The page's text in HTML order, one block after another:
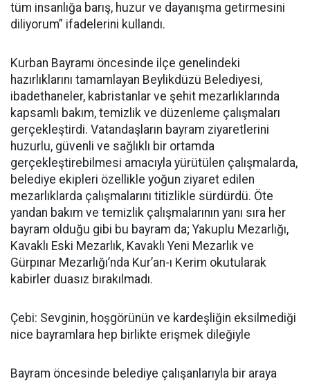
tüm insanlığa barış, huzur ve dayanışma getirmesini
diliyorum” ifadelerini kullandı.
Kurban Bayramı öncesinde ilçe genelindeki
hazırlıklarını tamamlayan Beylikdüzü Belediyesi,
ibadethaneler, kabristanlar ve şehit mezarlıklarında
kapsamlı bakım, temizlik ve düzenleme çalışmaları
gerçekleştirdi. Vatandaşların bayram ziyaretlerini
huzurlu, güvenli ve sağlıklı bir ortamda
gerçekleştirebilmesi amacıyla yürütülen çalışmalarda,
belediye ekipleri özellikle yoğun ziyaret edilen
mezarlıklarda çalışmalarını titizlikle sürdürdü. Öte
yandan bakım ve temizlik çalışmalarının yanı sıra her
bayram olduğu gibi bu bayram da; Yakuplu Mezarlığı,
Kavaklı Eski Mezarlık, Kavaklı Yeni Mezarlık ve
Gürpınar Mezarlığı’nda Kur’an-ı Kerim okutularak
kabirler duasız bırakılmadı.
Çebi: Sevginin, hoşgörünün ve kardeşliğin eksilmediği
nice bayramlara hep birlikte erişmek dileğiyle
Bayram öncesinde belediye çalışanlarıyla bir araya